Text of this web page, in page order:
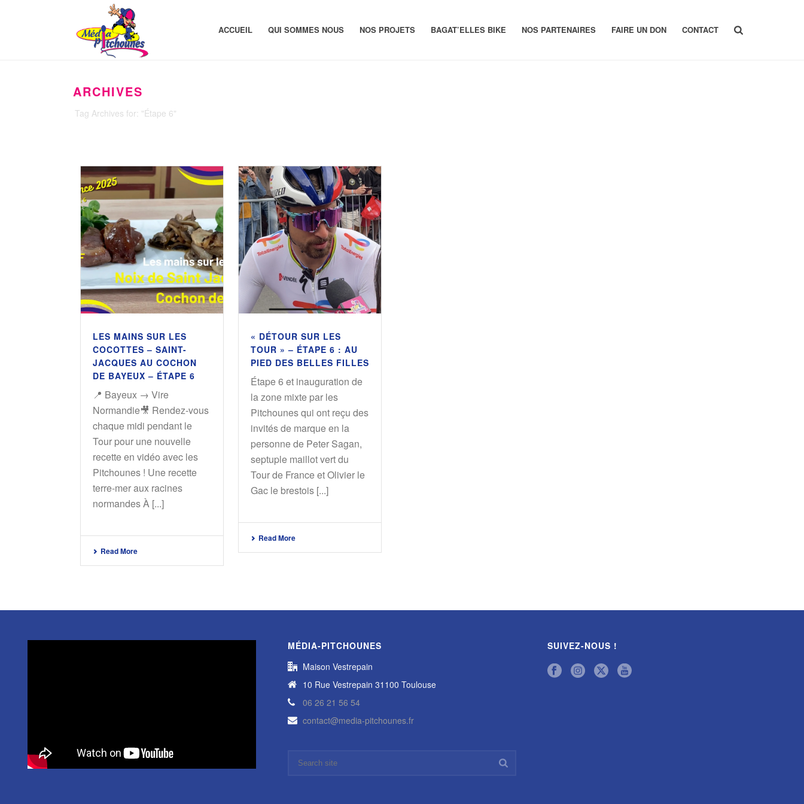
ACCUEIL QUI SOMMES NOUS NOS PROJETS BAGAT’ELLES BIKE NOS PARTENAIRES FAIRE UN DON CONTACT
ARCHIVES
Tag Archives for: "Étape 6"
LES MAINS SUR LES
COCOTTES – SAINT-
JACQUES AU COCHON
DE BAYEUX – ÉTAPE 6
📍 Bayeux → Vire
Normandie🎥 Rendez-vous
chaque midi pendant le
Tour pour une nouvelle
recette en vidéo avec les
Pitchounes ! Une recette
terre-mer aux racines
normandes À [...]
Read More
« DÉTOUR SUR LES
TOUR » – ÉTAPE 6 : AU
PIED DES BELLES FILLES
Étape 6 et inauguration de
la zone mixte par les
Pitchounes qui ont reçu des
invités de marque en la
personne de Peter Sagan,
septuple maillot vert du
Tour de France et Olivier le
Gac le brestois [...]
Read More
MÉDIA-PITCHOUNES
Maison Vestrepain
10 Rue Vestrepain 31100 Toulouse
06 26 21 56 54
contact@media-pitchounes.fr
SUIVEZ-NOUS !